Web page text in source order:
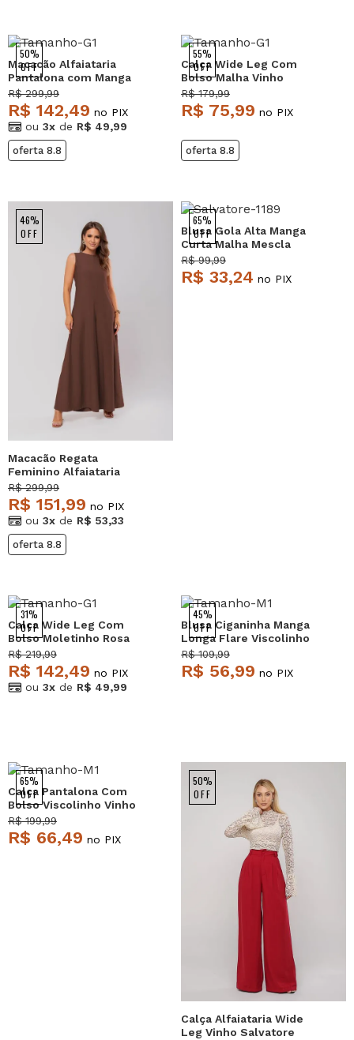
50%
OFF
Macacão Alfaiataria
Pantalona com Manga
Curta e Faixa na Cintura
Vinho Salvatore
R$ 299,99
R$ 142,49 no PIX
ou 3x de R$ 49,99
oferta 8.8
55%
OFF
Calça Wide Leg Com
Bolso Malha Vinho
Salvatore
R$ 179,99
R$ 75,99 no PIX
oferta 8.8
46%
OFF
Macacão Regata
Feminino Alfaiataria
Pantalona Marrom
Salvatore
R$ 299,99
R$ 151,99 no PIX
ou 3x de R$ 53,33
oferta 8.8
65%
OFF
Blusa Gola Alta Manga
Curta Malha Mescla
Salvatore
R$ 99,99
R$ 33,24 no PIX
31%
OFF
Calça Wide Leg Com
Bolso Moletinho Rosa
Salvatore
R$ 219,99
R$ 142,49 no PIX
ou 3x de R$ 49,99
45%
OFF
Blusa Ciganinha Manga
Longa Flare Viscolinho
Vinho Salvatore
R$ 109,99
R$ 56,99 no PIX
65%
OFF
Calça Pantalona Com
Bolso Viscolinho Vinho
Salvatore
R$ 199,99
R$ 66,49 no PIX
50%
OFF
Calça Alfaiataria Wide
Leg Vinho Salvatore